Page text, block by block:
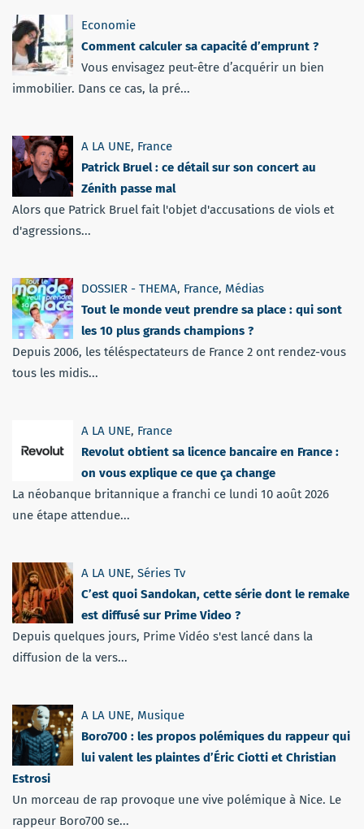
Economie
Comment calculer sa capacité d’emprunt ?
Vous envisagez peut-être d’acquérir un bien
immobilier. Dans ce cas, la pré...
A LA UNE, France
Patrick Bruel : ce détail sur son concert au
Zénith passe mal
Alors que Patrick Bruel fait l'objet d'accusations de viols et
d'agressions...
DOSSIER - THEMA, France, Médias
Tout le monde veut prendre sa place : qui sont
les 10 plus grands champions ?
Depuis 2006, les téléspectateurs de France 2 ont rendez-vous
tous les midis...
A LA UNE, France
Revolut obtient sa licence bancaire en France :
on vous explique ce que ça change
La néobanque britannique a franchi ce lundi 10 août 2026
une étape attendue...
A LA UNE, Séries Tv
C’est quoi Sandokan, cette série dont le remake
est diffusé sur Prime Video ?
Depuis quelques jours, Prime Vidéo s'est lancé dans la
diffusion de la vers...
A LA UNE, Musique
Boro700 : les propos polémiques du rappeur qui
lui valent les plaintes d’Éric Ciotti et Christian
Estrosi
Un morceau de rap provoque une vive polémique à Nice. Le
rappeur Boro700 se...